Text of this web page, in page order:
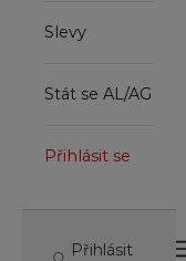
Slevy
Stát se AL/AG
Přihlásit se
Přihlásit